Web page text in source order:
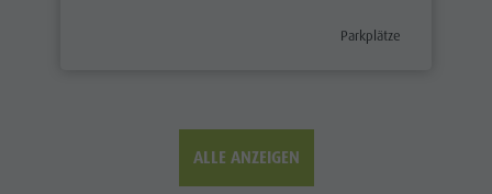
aria.poi_category_prefix
Parkplätze
ALLE ANZEIGEN